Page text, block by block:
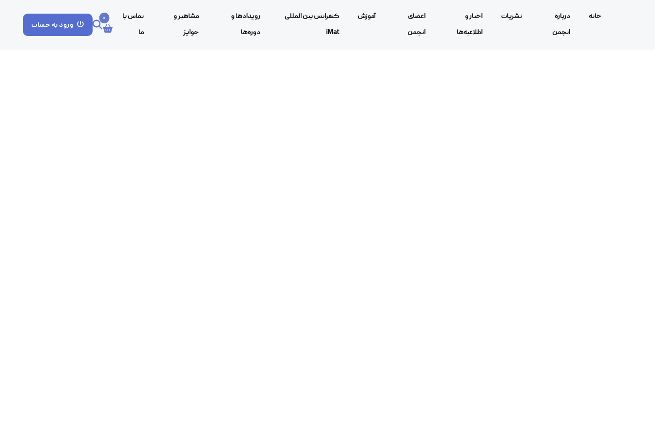
خانه
درباره
انجمن
نشریات
اخبار و
اطلاعیه‌ها
اعضای
انجمن
آموزش
کنفرانس بین المللی
iMat
رویدادها و
دوره‌ها
مشاهیر و
جوایز
تماس با
ما
0
ورود به حساب